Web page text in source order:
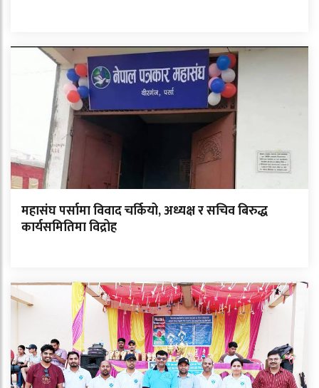
महासंघ पर्सामा विवाद चर्कियो, अध्यक्ष र सचिव बिरुद्ध
कार्यसमितिमा विद्रोह